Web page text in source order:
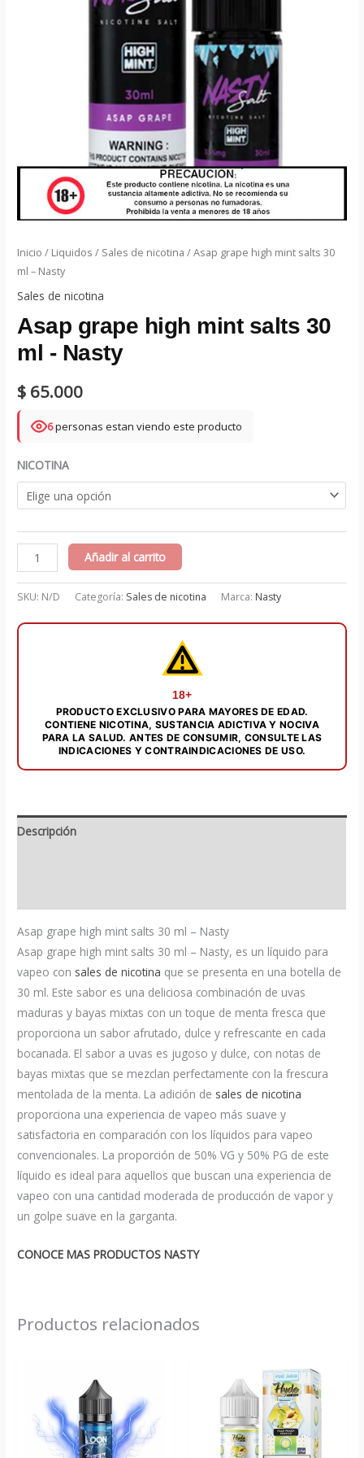
Inicio / Liquidos / Sales de nicotina / Asap grape high mint salts 30
ml – Nasty
Sales de nicotina
Asap grape high mint salts 30
ml - Nasty
$ 65.000
6personas estan viendo este producto
NICOTINA
Asap
grape
high
salts
cantidad
Añadir al carrito
SKU: N/D Categoría: Sales de nicotina Marca: Nasty
18+
PRODUCTO EXCLUSIVO PARA MAYORES DE EDAD.
CONTIENE NICOTINA, SUSTANCIA ADICTIVA Y NOCIVA
PARA LA SALUD. ANTES DE CONSUMIR, CONSULTE LAS
INDICACIONES Y CONTRAINDICACIONES DE USO.
Descripción
Asap grape high mint salts 30 ml – Nasty
Asap grape high mint salts 30 ml – Nasty, es un líquido para
vapeo con sales de nicotina que se presenta en una botella de
30 ml. Este sabor es una deliciosa combinación de uvas
maduras y bayas mixtas con un toque de menta fresca que
proporciona un sabor afrutado, dulce y refrescante en cada
bocanada. El sabor a uvas es jugoso y dulce, con notas de
bayas mixtas que se mezclan perfectamente con la frescura
mentolada de la menta. La adición de sales de nicotina
proporciona una experiencia de vapeo más suave y
satisfactoria en comparación con los líquidos para vapeo
convencionales. La proporción de 50% VG y 50% PG de este
líquido es ideal para aquellos que buscan una experiencia de
vapeo con una cantidad moderada de producción de vapor y
un golpe suave en la garganta.
CONOCE MAS PRODUCTOS NASTY
Productos relacionados